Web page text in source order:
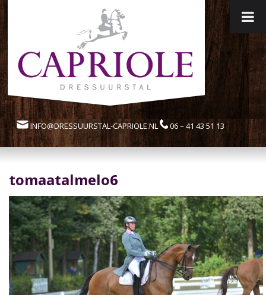
INFO@DRESSUURSTAL-CAPRIOLE.NL 06 – 41 43 51 13
tomaatalmelo6